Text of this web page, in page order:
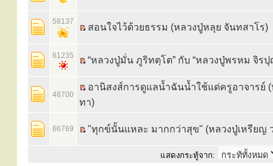
58137
สอนใจไว้ด้วยธรรม (หลวงปู่หลุย จันทสาโร)
61235 “หลวงปู่มั่น ภูริทตฺโต” กับ “หลวงปู่พรหม จิร
48700
อานิสงส์การดูแลน้ำฉันน้ำใช้แด่ครูอาจารย์
ทา)
66769 "ทุกข์นั้นแหละ มากกว่าสุข" (หลวงปู่เหรียญ
แสดงกระทู้จาก: